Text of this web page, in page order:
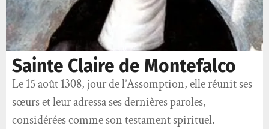
Sainte Claire de Montefalco
Le 15 août 1308, jour de l’Assomption, elle réunit ses
sœurs et leur adressa ses dernières paroles,
considérées comme son testament spirituel.